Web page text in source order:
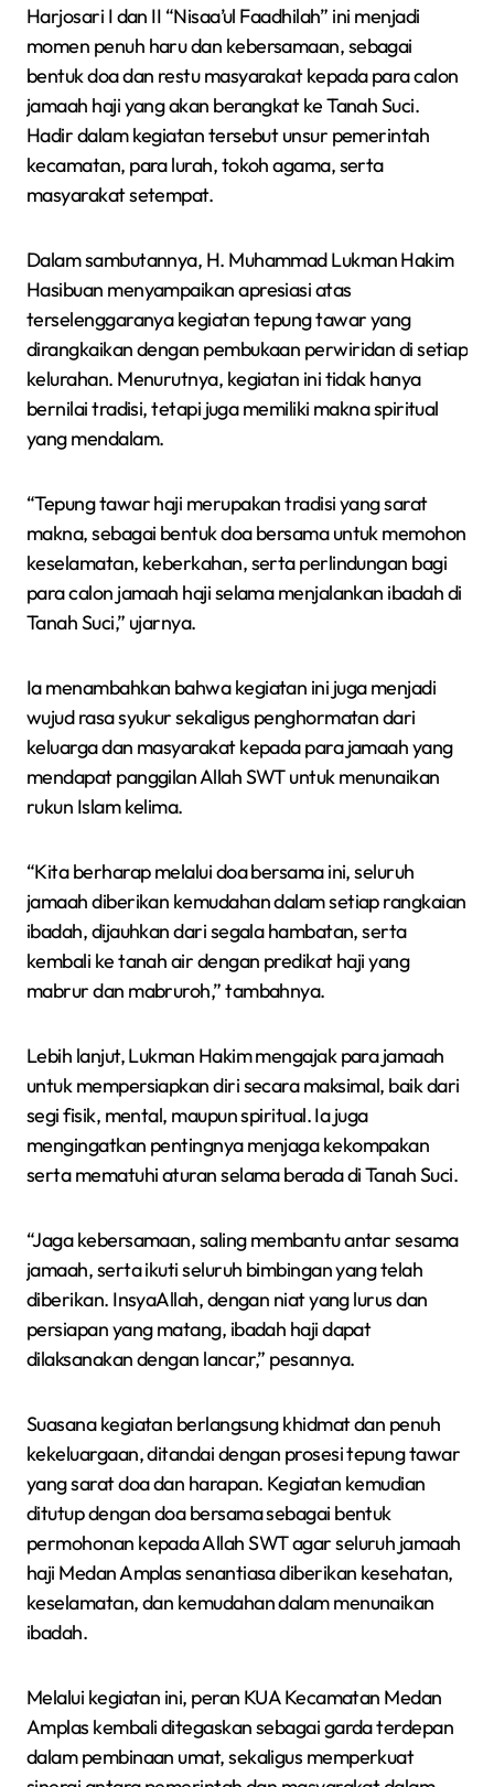
Harjosari I dan II “Nisaa’ul Faadhilah” ini menjadi
momen penuh haru dan kebersamaan, sebagai
bentuk doa dan restu masyarakat kepada para calon
jamaah haji yang akan berangkat ke Tanah Suci.
Hadir dalam kegiatan tersebut unsur pemerintah
kecamatan, para lurah, tokoh agama, serta
masyarakat setempat.
Dalam sambutannya, H. Muhammad Lukman Hakim
Hasibuan menyampaikan apresiasi atas
terselenggaranya kegiatan tepung tawar yang
dirangkaikan dengan pembukaan perwiridan di setiap
kelurahan. Menurutnya, kegiatan ini tidak hanya
bernilai tradisi, tetapi juga memiliki makna spiritual
yang mendalam.
“Tepung tawar haji merupakan tradisi yang sarat
makna, sebagai bentuk doa bersama untuk memohon
keselamatan, keberkahan, serta perlindungan bagi
para calon jamaah haji selama menjalankan ibadah di
Tanah Suci,” ujarnya.
Ia menambahkan bahwa kegiatan ini juga menjadi
wujud rasa syukur sekaligus penghormatan dari
keluarga dan masyarakat kepada para jamaah yang
mendapat panggilan Allah SWT untuk menunaikan
rukun Islam kelima.
“Kita berharap melalui doa bersama ini, seluruh
jamaah diberikan kemudahan dalam setiap rangkaian
ibadah, dijauhkan dari segala hambatan, serta
kembali ke tanah air dengan predikat haji yang
mabrur dan mabruroh,” tambahnya.
Lebih lanjut, Lukman Hakim mengajak para jamaah
untuk mempersiapkan diri secara maksimal, baik dari
segi fisik, mental, maupun spiritual. Ia juga
mengingatkan pentingnya menjaga kekompakan
serta mematuhi aturan selama berada di Tanah Suci.
“Jaga kebersamaan, saling membantu antar sesama
jamaah, serta ikuti seluruh bimbingan yang telah
diberikan. InsyaAllah, dengan niat yang lurus dan
persiapan yang matang, ibadah haji dapat
dilaksanakan dengan lancar,” pesannya.
Suasana kegiatan berlangsung khidmat dan penuh
kekeluargaan, ditandai dengan prosesi tepung tawar
yang sarat doa dan harapan. Kegiatan kemudian
ditutup dengan doa bersama sebagai bentuk
permohonan kepada Allah SWT agar seluruh jamaah
haji Medan Amplas senantiasa diberikan kesehatan,
keselamatan, dan kemudahan dalam menunaikan
ibadah.
Melalui kegiatan ini, peran KUA Kecamatan Medan
Amplas kembali ditegaskan sebagai garda terdepan
dalam pembinaan umat, sekaligus memperkuat